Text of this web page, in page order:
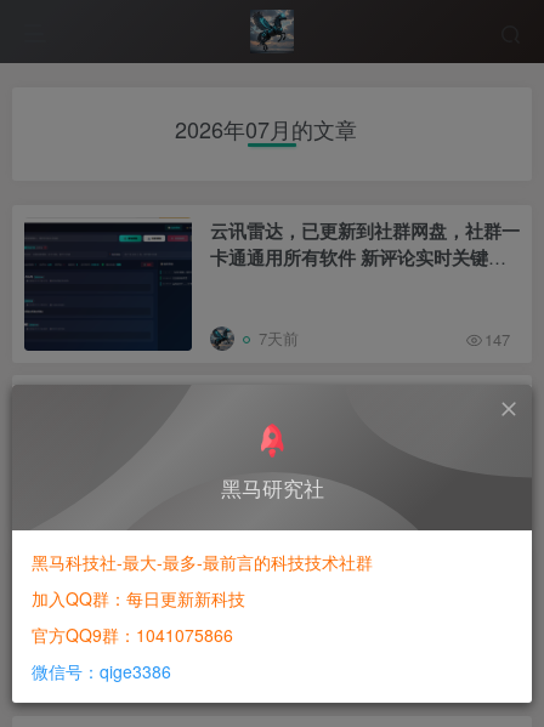
2026年07月的文章
云讯雷达，已更新到社群网盘，社群一
卡通通用所有软件 新评论实时关键词
7天前 147
新版外星人直播助手，已更新到社群网
盘，社群成员独享一卡通，一个卡密通
用所有软件 AI 智能播报回复，带货直
播一站式搞定 淘宝 DY KS 视频号直播
讲解文字场控外星人直播讲解 外星人
直播讲解支持多平台，场控抖音，快
手，淘宝，视频号，多平台
超人福袋助手，已更新到社群网盘，社
群成员独享一卡通，一个卡密通用所有
软件 支持抢大包、小包、福袋、红
黑马研究社
黑马科技社-最大-最多-最前言的科技技术社群
加入QQ群：每日更新新科技
官方QQ9群：1041075866
微信号：qige3386